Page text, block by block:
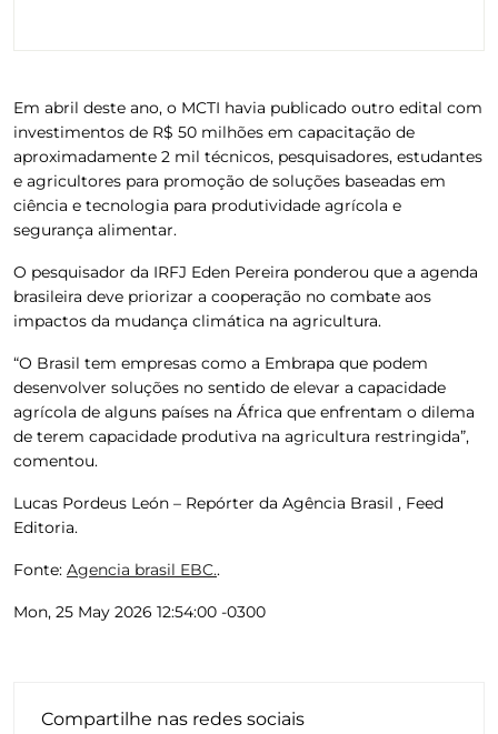
Em abril deste ano, o MCTI havia publicado outro edital com
investimentos de R$ 50 milhões em capacitação de
aproximadamente 2 mil técnicos, pesquisadores, estudantes
e agricultores para promoção de soluções baseadas em
ciência e tecnologia para produtividade agrícola e
segurança alimentar.
O pesquisador da IRFJ Eden Pereira ponderou que a agenda
brasileira deve priorizar a cooperação no combate aos
impactos da mudança climática na agricultura.
“O Brasil tem empresas como a Embrapa que podem
desenvolver soluções no sentido de elevar a capacidade
agrícola de alguns países na África que enfrentam o dilema
de terem capacidade produtiva na agricultura restringida”,
comentou.
Lucas Pordeus León – Repórter da Agência Brasil , Feed
Editoria.
Fonte: Agencia brasil EBC..
Mon, 25 May 2026 12:54:00 -0300
Compartilhe nas redes sociais